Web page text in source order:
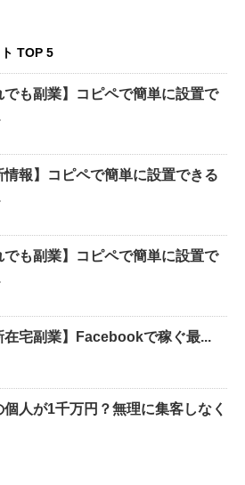
TOP 5
でも副業】コピペで簡単に設置で
情報】コピペで簡単に設置できる
でも副業】コピペで簡単に設置で
在宅副業】Facebookで稼ぐ最...
個人が1千万円？無理に集客しなく